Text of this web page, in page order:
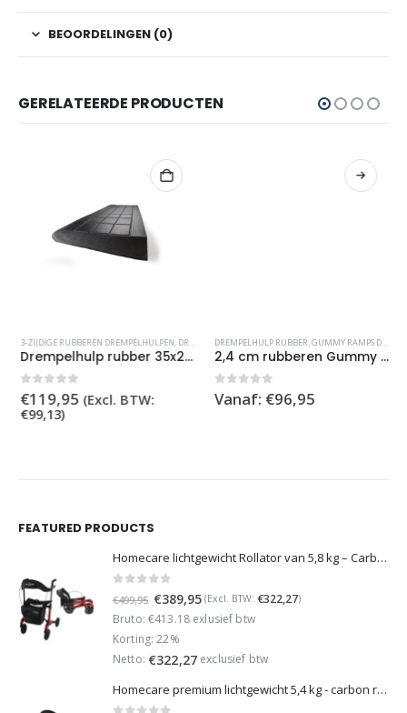
BEOORDELINGEN (0)
GERELATEERDE PRODUCTEN
3-ZIJDIGE RUBBEREN DREMPELHULPEN, DREMPELHULP RUBBER
Drempelhulp rubber 35x280x900 mm, 3 zijdig oprijdbaar
0out of 5
€119,95 (Excl. BTW:
€99,13)
DREMPELHULP RUBBER,GUMMY RAMPS DREMPELSYSTEEM
2,4 cm rubberen Gummy Ramp
0 out of 5
Vanaf: €96,95
FEATURED PRODUCTS
Homecare lichtgewicht Rollator van 5,8 kg – Carbon rollator tot 150 kg draaggewicht – Dubbel opvouwbaar en inclusief reistas - Rood
out of 5
€499,95 Oorspronkelijke
prijs
was:
€499,95.
€389,95Huidige
prijs
€389,95.
(Excl. BTW: €322,27)
Bruto: €413.18 exlusief btw
Korting: 22%
Netto: €322,27exclusief btw
Homecare premium lichtgewicht 5,4 kg - carbon rollator - 150 kg draaggewicht - Opvouwbaar - Groen - incl stokhouder